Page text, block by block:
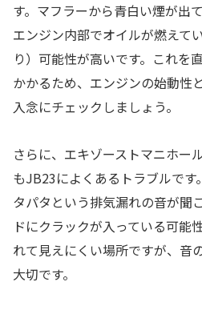
す。マフラーから青白い煙が出
エンジン内部でオイルが燃えて
り）可能性が高いです。これを
かかるため、エンジンの始動性
入念にチェックしましょう。
さらに、エキゾーストマニホー
もJB23によくあるトラブルで
タパタという排気漏れの音が聞
ドにクラックが入っている可能
れて見えにくい場所ですが、音
大切です。